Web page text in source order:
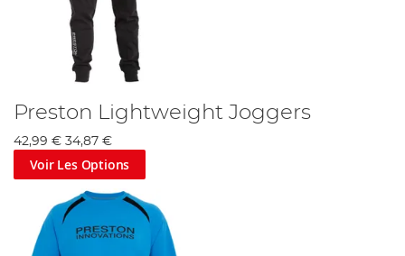
Preston Lightweight Joggers
42,99 € 34,87 €
Voir Les Options